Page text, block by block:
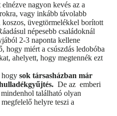
nagyon kevés az a
vagy inkább távolabb
üvegtörmelékkel borított
népesebb családoknál
2-3 naponta kellene
hogy miért a csúszdás ledobóba
ahelyett, hogy megtennék ezt
hogy sok társasházban már
De az emberi
található olyan
megfelelő helyre teszi a